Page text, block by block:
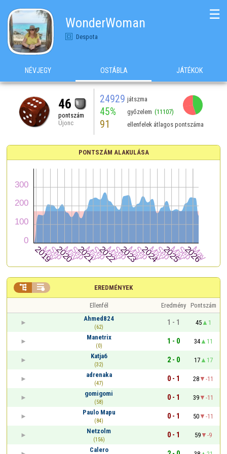
WonderWoman
Despota
☰
NÉVJEGY OSTÁBLA JÁTÉKOK
46
pontszám
Újonc
24929 játszma
45% győzelem (11107)
91 ellenfelek átlagos pontszáma
PONTSZÁM ALAKULÁSA
EREDMÉNYEK
 
Ellenfél Eredmény Pontszám
Ahmed824
(62)
1 - 1 45
1
Manetrix
(0)
1 - 0 34
11
Katja6
(32)
2 - 0 17
17
adrenaka
(47)
0 - 1 28
-11
gomigomi
(58)
0 - 1 39
-11
Paulo Mapu
(84)
0 - 1 50
-11
Netzolm
(156)
0 - 1 59
-9
Calero